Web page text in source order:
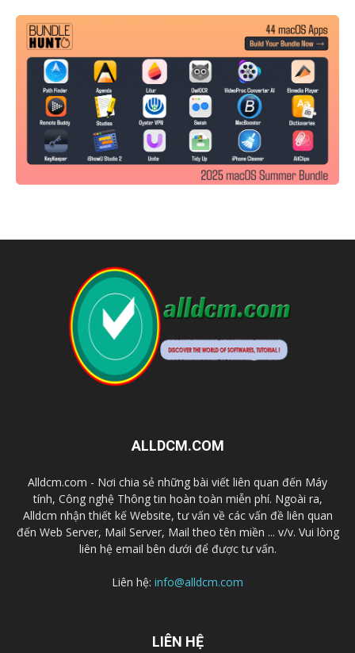
ALLDCM.COM
Alldcm.com - Nơi chia sẻ những bài viết liên quan đến Máy
tính, Công nghệ Thông tin hoàn toàn miễn phí. Ngoài ra,
Alldcm nhận thiết kế Website, tư vấn về các vấn đề liên quan
đến Web Server, Mail Server, Mail theo tên miền ... v/v. Vui lòng
liên hệ email bên dưới để được tư vấn.
Liên hệ: info@alldcm.com
LIÊN HỆ